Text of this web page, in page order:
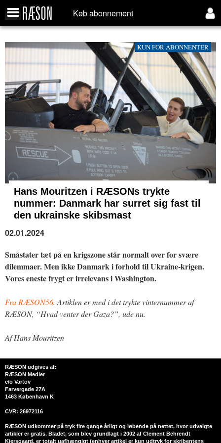
Køb abonnement
KUN FOR ABONNENTER
Hans Mouritzen i RÆSONs trykte
nummer: Danmark har surret sig fast til
den ukrainske skibsmast
02.01.2024
Småstater tæt på en krigszone står normalt over for svære
dilemmaer. Men ikke Danmark i forhold til Ukraine-krigen.
Vores eneste frygt er irrelevans i Washington.
Fra RÆSON56. Artiklen er med i det trykte vinternummer af
RÆSON, “Hvad venter der Gaza?”, ude nu.
Af Hans Mouritzen
RÆSON udgives af:
RÆSON Medier
c/o Vartov
Farvergade 27A
1463 København K
CVR: 26972116
RÆSON udkommer på tryk fire gange årligt og løbende på nettet, hvor udvalgte
artikler er gratis. Bladet, som blev grundlagt i 2002 af Clement Behrendt
Kjersgaard, er totalt uafhængigt (enhver artikel er kun udtryk for skribentens